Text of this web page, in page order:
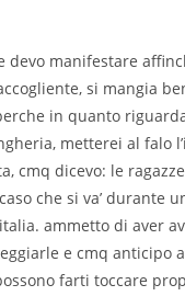
manifestare
si mangia
in quanto
metterei al
cmq dicevo: le
che si va’ durante
ammetto di aver
e cmq anticipo
farti toccare